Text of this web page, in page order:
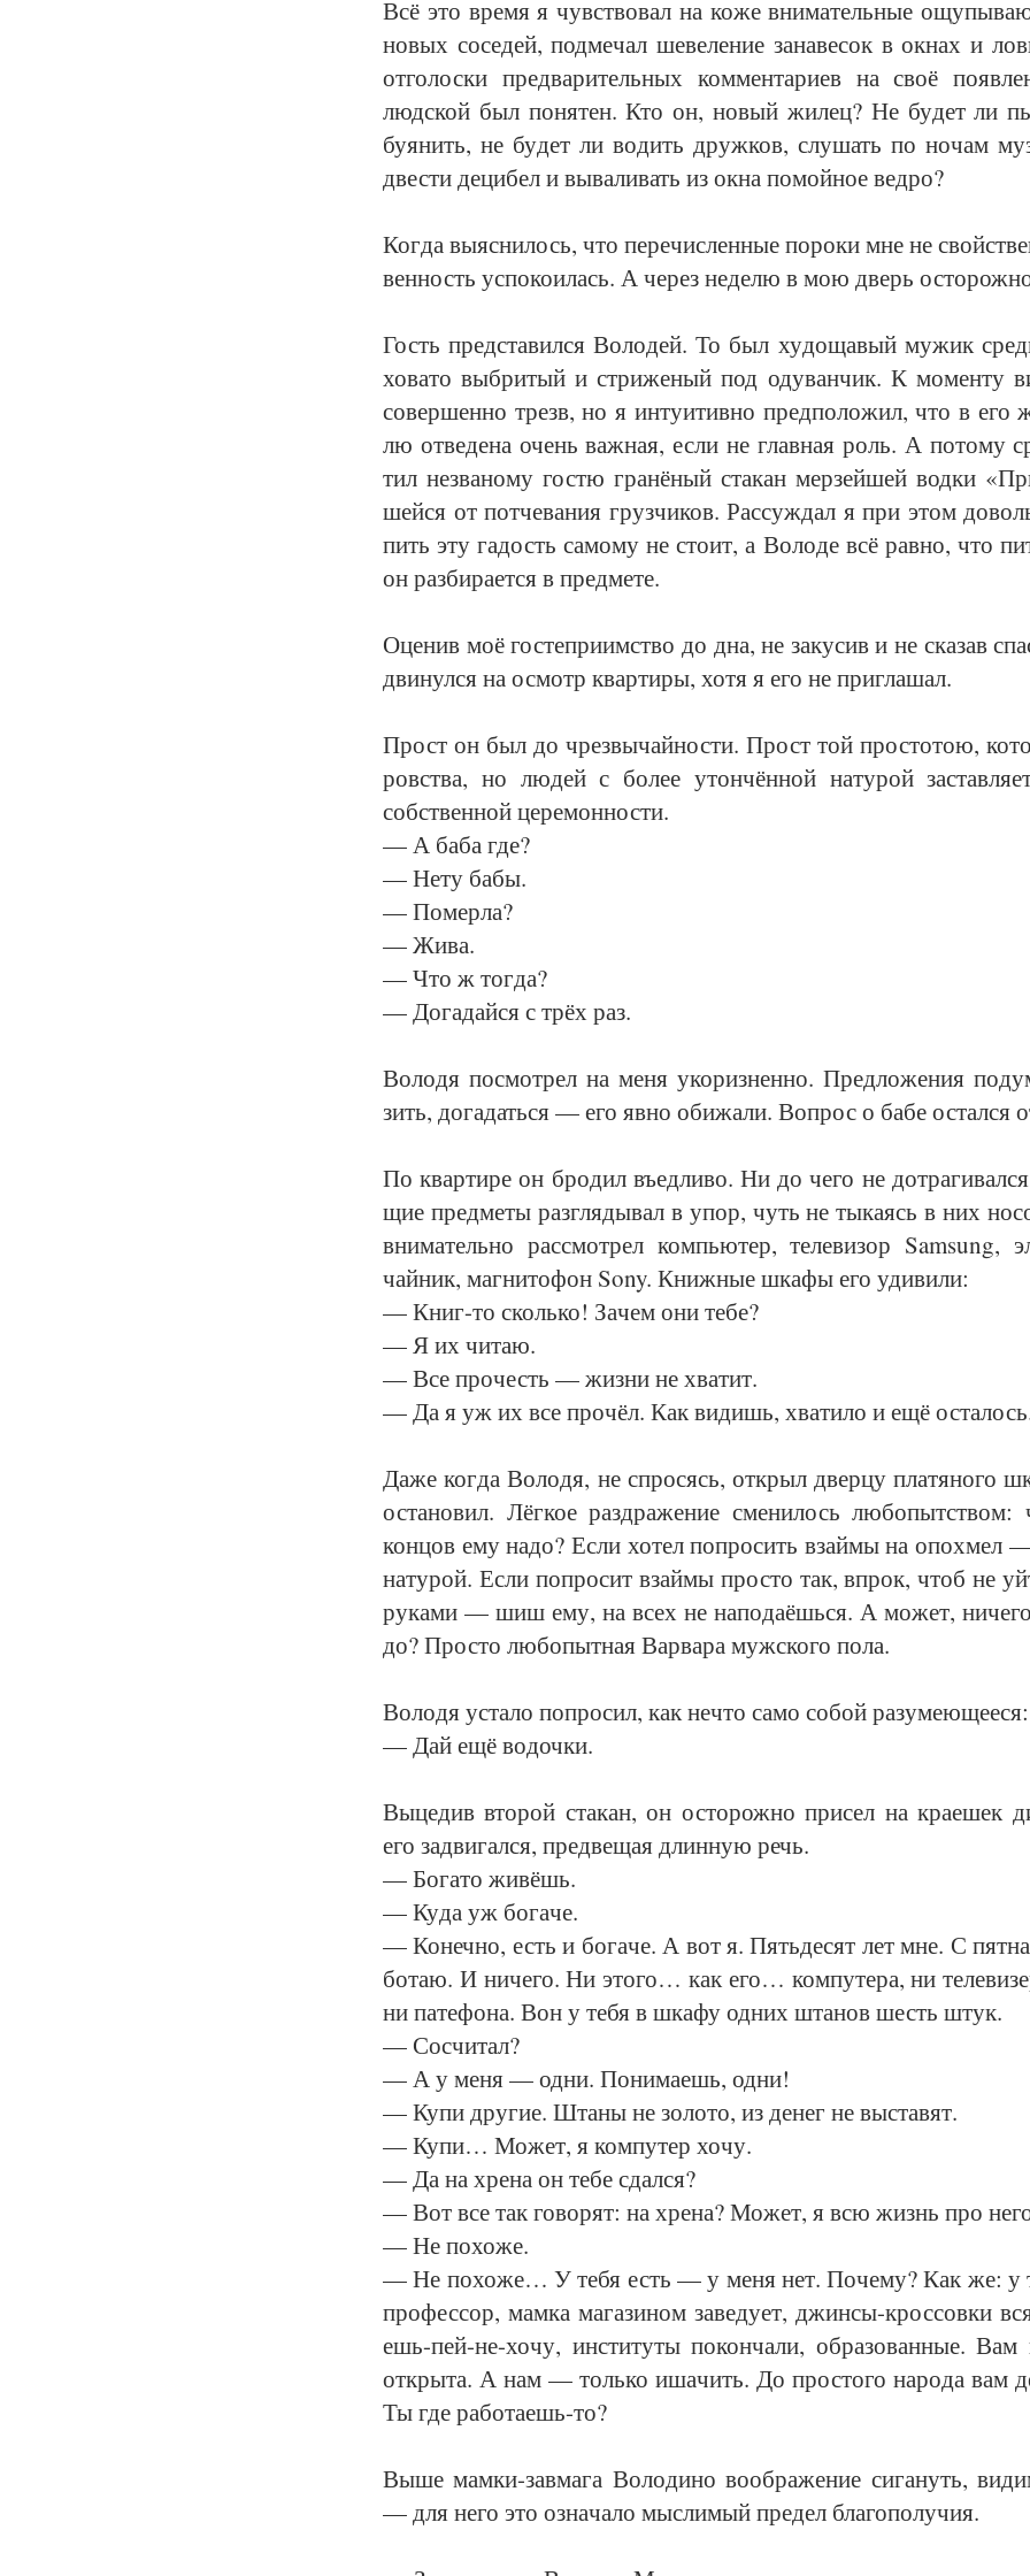
Всё это вре­мя я чувст­во­вал на ко­же вни­ма­тель­ные
но­вых со­се­дей, под­ме­чал ше­ве­ле­ние за­на­ве­сок в ок­нах и
от­го­лос­ки пред­ва­ри­тель­ных ком­мен­та­ри­ев на своё
люд­ской был по­ня­тен. Кто он, но­вый жи­лец? Не бу­дет ли
бу­я­нить, не бу­дет ли во­дить друж­ков, слу­шать по но­чам
двес­ти де­ци­бел и вы­ва­ли­вать из ок­на по­мой­ное вед­ро?
Ког­да вы­яс­ни­лось, что пе­ре­чис­лен­ные по­ро­ки мне не
вен­ность успо­ко­и­лась. А че­рез не­де­лю в мою дверь
Гость пред­ста­вил­ся Во­ло­дей. То был ху­до­ща­вый му­жик
хо­ва­то вы­бри­тый и стри­же­ный под оду­ван­чик. К мо­мен­ту
со­вер­шен­но трезв, но я ин­ту­и­тив­но пред­по­ло­жил, что в его
лю отве­де­на очень важ­ная, если не глав­ная роль. А по­то­му
тил не­зва­но­му гос­тю гра­нё­ный ста­кан мер­зей­шей вод­ки
шей­ся от пот­че­ва­ния груз­чи­ков. Рас­суж­дал я при этом
пить эту га­дость са­мо­му не сто­ит, а Во­ло­де всё рав­но, что
он раз­би­ра­ет­ся в пред­ме­те.
Оце­нив моё гос­теп­ри­им­ст­во до дна, не за­ку­сив и не ска­зав
дви­нул­ся на осмотр квар­ти­ры, хо­тя я его не при­гла­шал.
Прост он был до чрез­вы­чай­нос­ти. Прост той прос­то­тою,
ровст­ва, но лю­дей с бо­лее утон­чён­ной на­ту­рой
собст­вен­ной це­ре­мон­нос­ти.
— А ба­ба где?
— Не­ту ба­бы.
— По­мер­ла?
— Жи­ва.
— Что ж тог­да?
— До­га­дай­ся с трёх раз.
Во­ло­дя по­смот­рел на ме­ня уко­риз­нен­но. Пред­ло­же­ния
зить, до­га­дать­ся — его яв­но оби­жа­ли. Во­прос о ба­бе остал­ся
По квар­ти­ре он бро­дил въед­ли­во. Ни до че­го не
щие пред­ме­ты раз­гля­ды­вал в упор, чуть не ты­ка­ясь в них
вни­ма­тель­но рас­смот­рел ком­пью­тер, те­ле­ви­зор Samsung,
чай­ник, маг­ни­то­фон Sony. Книж­ные шка­фы его уди­ви­ли:
— Книг-то сколь­ко! За­чем они те­бе?
— Я их чи­таю.
— Все про­честь — жиз­ни не хва­тит.
— Да я уж их все про­чёл. Как ви­дишь, хва­ти­ло и ещё
Да­же ког­да Во­ло­дя, не спро­сясь, от­крыл двер­цу пла­тя­но­го
оста­но­вил. Лёг­кое раз­дра­же­ние сме­ни­лось лю­бо­пыт­ст­вом:
кон­цов ему на­до? Если хо­тел по­про­сить взай­мы на опо­хмел
на­ту­рой. Если по­про­сит взай­мы прос­то так, впрок, чтоб не
ру­ка­ми — шиш ему, на всех не на­по­да­ёшь­ся. А мо­жет,
до? Прос­то лю­бо­пыт­ная Вар­ва­ра муж­ско­го по­ла.
Во­ло­дя ус­та­ло по­про­сил, как не­что са­мо со­бой ра­зу­ме­ю­ще­е­ся:
— Дай ещё во­доч­ки.
Вы­це­див вто­рой ста­кан, он ос­то­рож­но при­сел на крае­шек
его за­дви­гал­ся, пред­ве­щая длин­ную речь.
— Бо­га­то жи­вёшь.
— Ку­да уж бо­га­че.
— Ко­неч­но, есть и бо­га­че. А вот я. Пять­де­сят лет мне. С
бо­таю. И ни­че­го. Ни это­го… как его… ком­пу­те­ра, ни
ни па­те­фо­на. Вон у те­бя в шка­фу од­них шта­нов шесть штук.
— Со­счи­тал?
— А у ме­ня — од­ни. По­ни­ма­ешь, од­ни!
— Ку­пи дру­гие. Шта­ны не зо­ло­то, из де­нег не вы­ста­вят.
— Ку­пи… Мо­жет, я ком­пу­тер хо­чу.
— Да на хре­на он те­бе сдал­ся?
— Вот все так го­во­рят: на хре­на? Мо­жет, я всю жизнь про
— Не по­хо­же.
— Не по­хо­же… У те­бя есть — у ме­ня нет. По­че­му? Как же: у
про­фес­сор, мам­ка ма­га­зи­ном за­ве­ду­ет, джин­сы-крос­сов­ки
ешь-пей-не-хо­чу, ин­сти­ту­ты по­кон­ча­ли, об­ра­зо­ван­ные. Вам
от­кры­та. А нам — толь­ко иша­чить. До прос­то­го на­ро­да вам
Ты где ра­бо­та­ешь-то?
Вы­ше мам­ки-зав­ма­га Во­ло­ди­но во­об­ра­же­ние си­га­нуть,
— для не­го это озна­ча­ло мыс­ли­мый пре­дел бла­го­по­лу­чия.